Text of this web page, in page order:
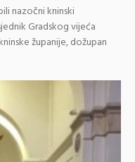
nazočni kninski
Gradskog vijeća
županije, dožupan